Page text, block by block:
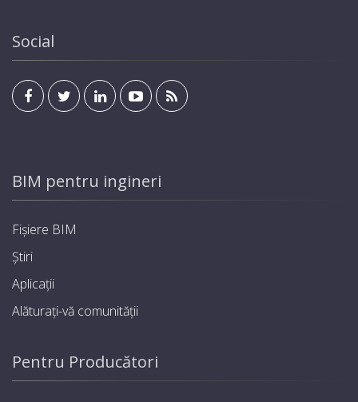
Social
BIM pentru ingineri
Fișiere BIM
Știri
Aplicații
Alăturați-vă comunității
Pentru Producători